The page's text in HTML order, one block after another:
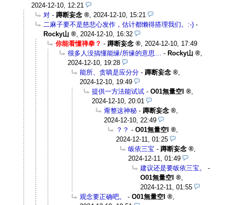
2024-12-10, 12:21
对 - 蹲断妄念
2024-12-10, 15:21
二麻子要不是慈悲心发作，估计都懒得搭理我们。:-) -
Rocky山
2024-12-10, 16:32
你能看懂禅拳？ - 蹲断妄念
2024-12-10, 17:49
很多人没搞懂能缘/所缘的意思…
- Rocky山
2024-12-10, 19:28
能所、贪嗔是应分分 - 蹲断妄念
2024-12-10, 19:49
提供一方法能试试 - O01無量空I
2024-12-10, 20:01
甭整这神秘 - 蹲断妄念
2024-12-10, 22:49
？？ - O01無量空I
2024-12-11, 01:25
皈依三宝 - 蹲断妄念
2024-12-11, 01:49
建议还是要皈依三宝。
-
O01無量空I
2024-12-11, 01:55
观念要正确吧。
- O01無量空I